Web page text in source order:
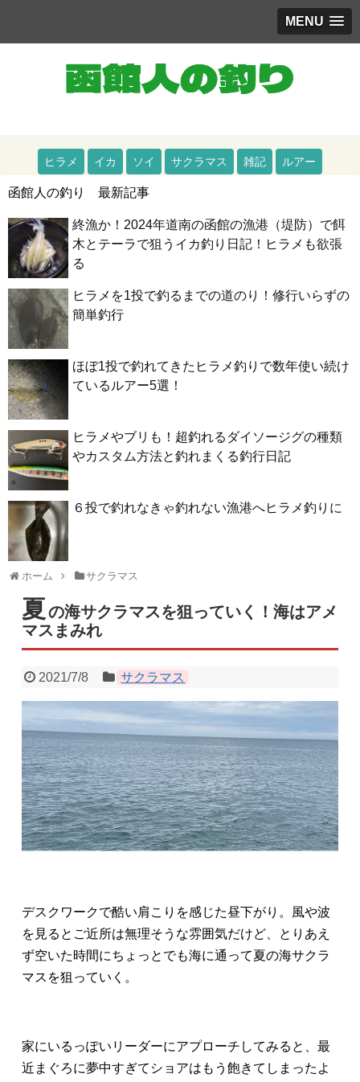
MENU
ヒラメ イカ ソイ サクラマス 雑記 ルアー
函館人の釣り 最新記事
終漁か！2024年道南の函館の漁港（堤防）で餌
木とテーラで狙うイカ釣り日記！ヒラメも欲張
る
ヒラメを1投で釣るまでの道のり！修行いらずの
簡単釣行
ほぼ1投で釣れてきたヒラメ釣りで数年使い続け
ているルアー5選！
ヒラメやブリも！超釣れるダイソージグの種類
やカスタム方法と釣れまくる釣行日記
６投で釣れなきゃ釣れない漁港へヒラメ釣りに
ホーム サクラマス
夏の海サクラマスを狙っていく！海はアメ
マスまみれ
2021/7/8 サクラマス
デスクワークで酷い肩こりを感じた昼下がり。風や波
を見るとご近所は無理そうな雰囲気だけど、とりあえ
ず空いた時間にちょっとでも海に通って夏の海サクラ
マスを狙っていく。
家にいるっぽいリーダーにアプローチしてみると、最
近まぐろに夢中すぎてショアはもう飽きてしまったよ